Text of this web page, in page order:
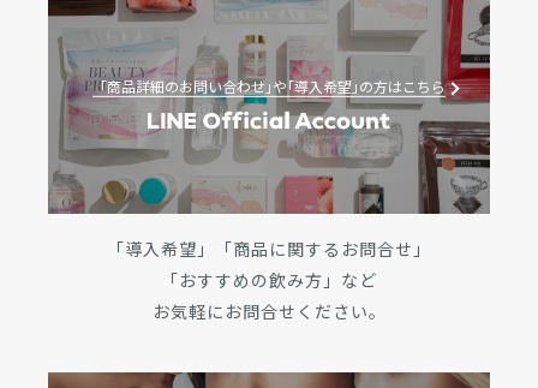
「商品詳細のお問い合わせ｣や｢導入希望｣の方はこちら
「導入希望」「商品に関するお問合せ」
「おすすめの飲み方」など
お気軽にお問合せください。